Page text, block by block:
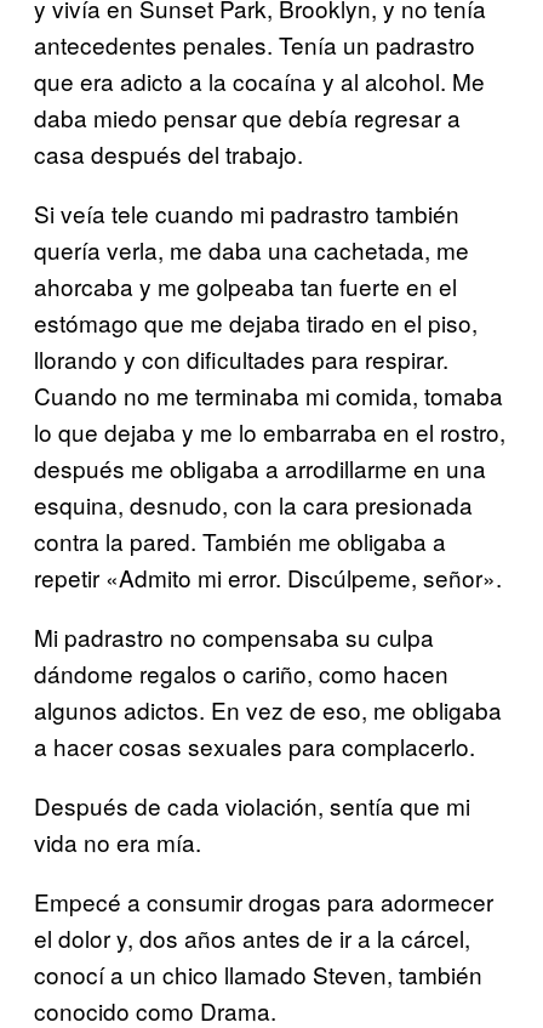
y vivía en Sunset Park, Brooklyn, y no tenía
antecedentes penales. Tenía un padrastro
que era adicto a la cocaína y al alcohol. Me
daba miedo pensar que debía regresar a
casa después del trabajo.
Si veía tele cuando mi padrastro también
quería verla, me daba una cachetada, me
ahorcaba y me golpeaba tan fuerte en el
estómago que me dejaba tirado en el piso,
llorando y con dificultades para respirar.
Cuando no me terminaba mi comida, tomaba
lo que dejaba y me lo embarraba en el rostro,
después me obligaba a arrodillarme en una
esquina, desnudo, con la cara presionada
contra la pared. También me obligaba a
repetir «Admito mi error. Discúlpeme, señor».
Mi padrastro no compensaba su culpa
dándome regalos o cariño, como hacen
algunos adictos. En vez de eso, me obligaba
a hacer cosas sexuales para complacerlo.
Después de cada violación, sentía que mi
vida no era mía.
Empecé a consumir drogas para adormecer
el dolor y, dos años antes de ir a la cárcel,
conocí a un chico llamado Steven, también
conocido como Drama.